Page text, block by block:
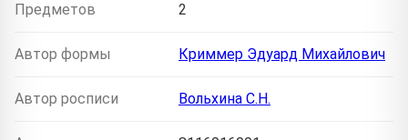
Предметов 2
Автор формы Криммер Эдуард Михайлович
Автор росписи Вольхина С.Н.